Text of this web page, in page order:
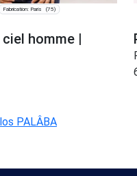
Fabrication: Paris (75)
homme |
PALÂBA